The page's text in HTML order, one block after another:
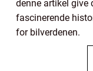
denne artikel give
fascinerende
for bilverdenen.